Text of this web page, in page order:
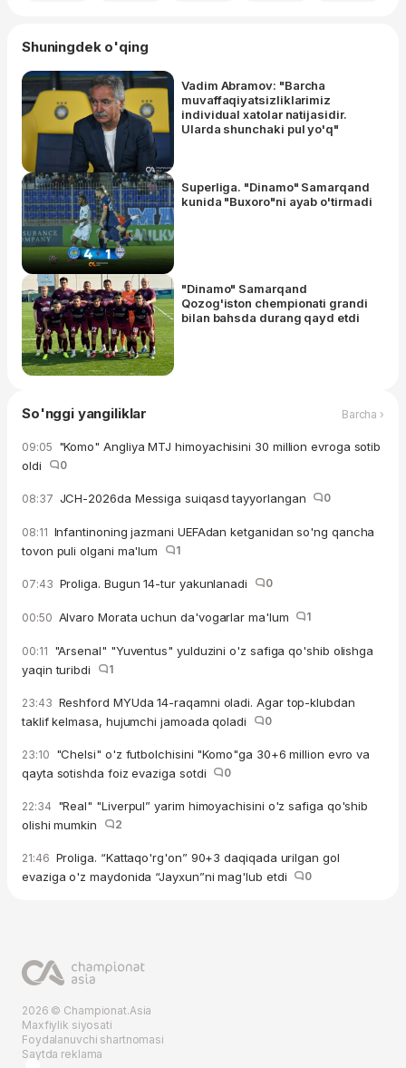
Shuningdek o'qing
Vadim Abramov: "Barcha
muvaffaqiyatsizliklarimiz
individual xatolar natijasidir.
Ularda shunchaki pul yo'q"
Superliga. "Dinamo" Samarqand
kunida "Buxoro"ni ayab o'tirmadi
"Dinamo" Samarqand
Qozog'iston chempionati grandi
bilan bahsda durang qayd etdi
So'nggi yangiliklar Barcha ›
09:05 "Komo" Angliya MTJ himoyachisini 30 million evroga sotib
oldi
0
08:37 JCH-2026da Messiga suiqasd tayyorlangan 0
08:11 Infantinoning jazmani UEFAdan ketganidan so'ng qancha
tovon puli olgani ma'lum
1
07:43 Proliga. Bugun 14-tur yakunlanadi 0
00:50 Alvaro Morata uchun da'vogarlar ma'lum 1
00:11 "Arsenal" "Yuventus" yulduzini o'z safiga qo'shib olishga
yaqin turibdi
1
23:43 Reshford MYUda 14-raqamni oladi. Agar top-klubdan
taklif kelmasa, hujumchi jamoada qoladi
0
23:10 "Chelsi" o'z futbolchisini "Komo"ga 30+6 million evro va
qayta sotishda foiz evaziga sotdi
0
22:34 "Real" "Liverpul” yarim himoyachisini o'z safiga qo'shib
olishi mumkin
2
21:46 Proliga. “Kattaqo'rg'on” 90+3 daqiqada urilgan gol
evaziga o'z maydonida “Jayxun”ni mag'lub etdi
0
2026 © Championat.Asia
Maxfiylik siyosati
Foydalanuvchi shartnomasi
Saytda reklama